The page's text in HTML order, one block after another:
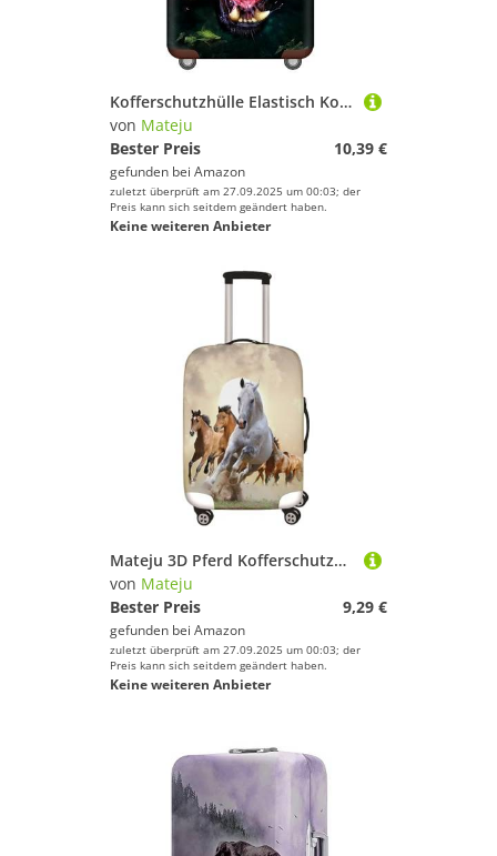
Kofferschutzhülle Elastisch Kofferhülle 18-32 Zoll, Mateju Tier-Serie Gepäck Cover Reisekoffer Hülle Trolley Case Schutzhülle Luggage Cover Waschbare Staubdichte Kofferbezug (Panther,XL)
von Mateju
Bester Preis
10,39 €
gefunden bei Amazon
zuletzt überprüft am 27.09.2025 um 00:03; der
Preis kann sich seitdem geändert haben.
Keine weiteren Anbieter
Mateju 3D Pferd Kofferschutzhülle Elastisch Kofferhülle, Gepäck Cover 18-32 Zoll Reisekoffer Hülle Trolley Case Schutzhülle Waschbare Staubdichte Kofferbezug (Laufen,L)
von Mateju
Bester Preis
9,29 €
gefunden bei Amazon
zuletzt überprüft am 27.09.2025 um 00:03; der
Preis kann sich seitdem geändert haben.
Keine weiteren Anbieter